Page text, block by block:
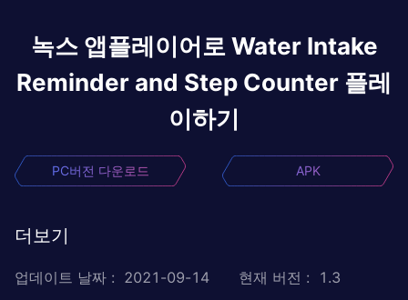
녹스 앱플레이어로 Water Intake
Reminder and Step Counter 플레
이하기
PC버전 다운로드 APK
더보기
업데이트 날짜 : 2021-09-14 현재 버전 : 1.3